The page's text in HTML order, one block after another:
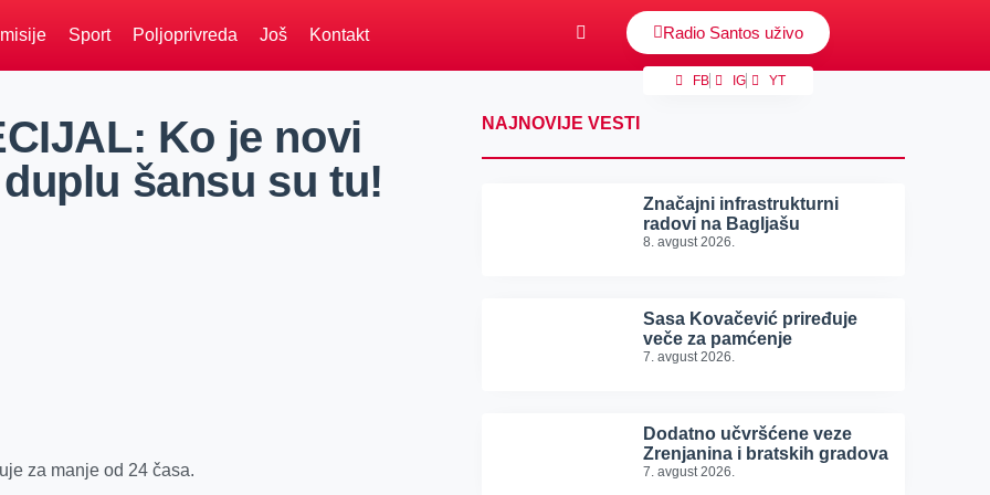
Sport Poljoprivreda Još Kontakt Radio Santos uživo
FB IG YT
Ko je novi
šansu su tu!
za manje od 24 časa.
NAJNOVIJE VESTI
Značajni infrastrukturni
radovi na Bagljašu
8. avgust 2026.
Sasa Kovačević priređuje
veče za pamćenje
7. avgust 2026.
Dodatno učvršćene veze
Zrenjanina i bratskih gradova
7. avgust 2026.